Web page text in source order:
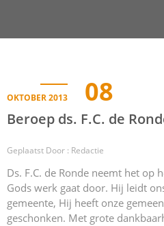
OKTOBER 2013 08
Beroep ds. F.C. de
Geplaatst Door : Redactie
Ds. F.C. de Ronde neemt het op
Gods werk gaat door. Hij leidt
gemeente, Hij heeft onze
geschonken. Met grote